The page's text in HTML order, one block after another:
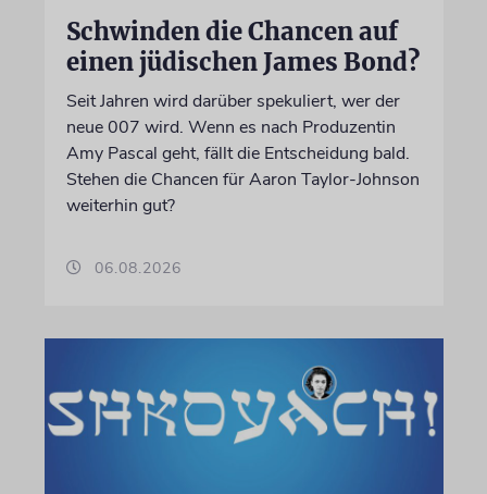
Schwinden die Chancen auf
einen jüdischen James Bond?
Seit Jahren wird darüber spekuliert, wer der
neue 007 wird. Wenn es nach Produzentin
Amy Pascal geht, fällt die Entscheidung bald.
Stehen die Chancen für Aaron Taylor-Johnson
weiterhin gut?
06.08.2026